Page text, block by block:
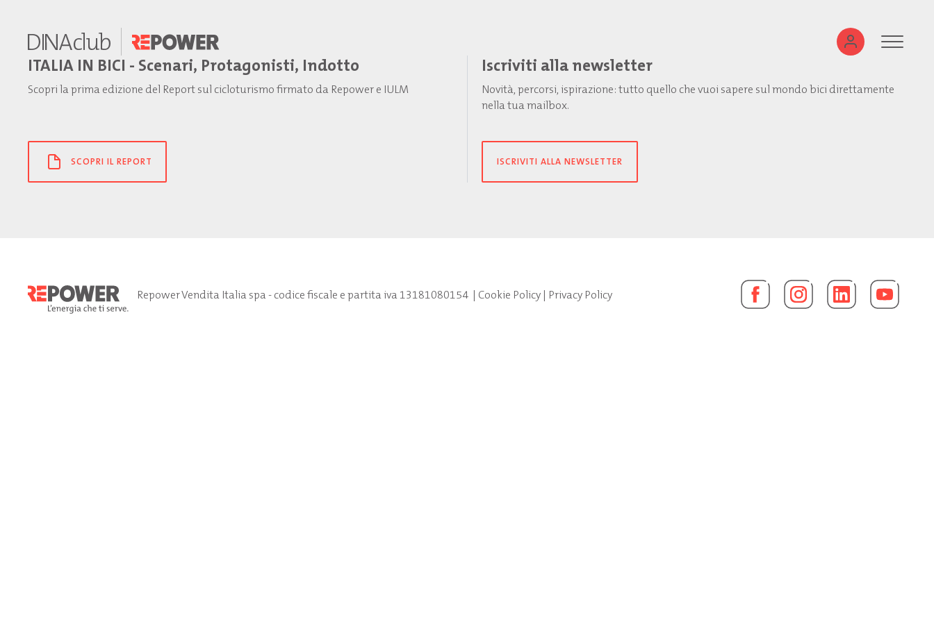
ITALIA IN BICI - Scenari, Protagonisti, Indotto
Scopri la prima edizione del Report sul cicloturismo firmato da Repower e IULM
SCOPRI IL REPORT
Iscriviti alla newsletter
Novità, percorsi, ispirazione: tutto quello che vuoi sapere sul mondo bici direttamente
nella tua mailbox.
ISCRIVITI ALLA NEWSLETTER
Repower Vendita Italia spa - codice fiscale e partita iva 13181080154| Cookie Policy| Privacy Policy